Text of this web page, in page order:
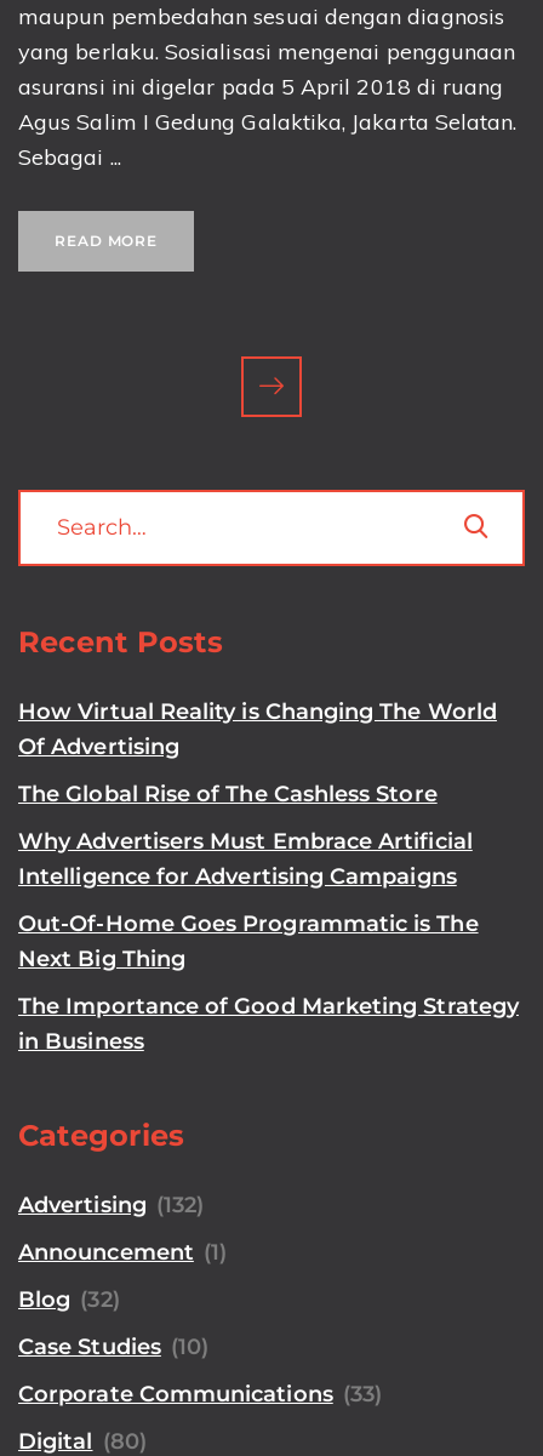
maupun pembedahan sesuai dengan diagnosis
yang berlaku. Sosialisasi mengenai penggunaan
asuransi ini digelar pada 5 April 2018 di ruang
Agus Salim I Gedung Galaktika, Jakarta Selatan.
Sebagai ...
READ MORE
Recent Posts
How Virtual Reality is Changing The World
Of Advertising
The Global Rise of The Cashless Store
Why Advertisers Must Embrace Artificial
Intelligence for Advertising Campaigns
Out-Of-Home Goes Programmatic is The
Next Big Thing
The Importance of Good Marketing Strategy
in Business
Categories
Advertising (132)
Announcement (1)
Blog (32)
Case Studies (10)
Corporate Communications (33)
Digital (80)